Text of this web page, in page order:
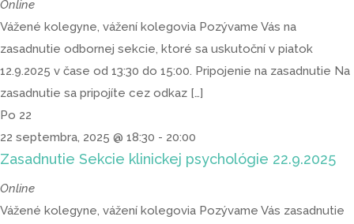
Online
Vážené kolegyne, vážení kolegovia Pozývame Vás na
zasadnutie odbornej sekcie, ktoré sa uskutoční v piatok
12.9.2025 v čase od 13:30 do 15:00. Pripojenie na zasadnutie Na
zasadnutie sa pripojíte cez odkaz […]
Po 22
22 septembra, 2025 @ 18:30 - 20:00
Zasadnutie Sekcie klinickej psychológie 22.9.2025
Online
Vážené kolegyne, vážení kolegovia Pozývame Vás zasadnutie